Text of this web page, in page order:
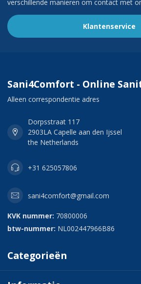
verschillende manieren om contact met
Klantenservice
Sani4Comfort - Online
Alleen correspondentie adres
Dorpsstraat 117
2903LA Capelle aan den Ijssel
the Netherlands
+31 625057806
sani4comfort@gmail.com
KVK nummer: 70800006
btw-nummer: NL002447966B86
Categorieën